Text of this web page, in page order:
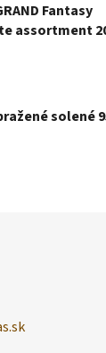
Fantasy
assortment
solené